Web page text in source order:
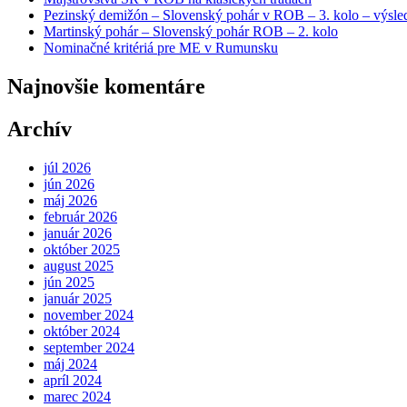
Pezinský demižón – Slovenský pohár v ROB – 3. kolo –
Martinský pohár – Slovenský pohár ROB – 2. kolo
Nominačné kritériá pre ME v Rumunsku
Najnovšie komentáre
Archív
júl 2026
jún 2026
máj 2026
február 2026
január 2026
október 2025
august 2025
jún 2025
január 2025
november 2024
október 2024
september 2024
máj 2024
apríl 2024
marec 2024